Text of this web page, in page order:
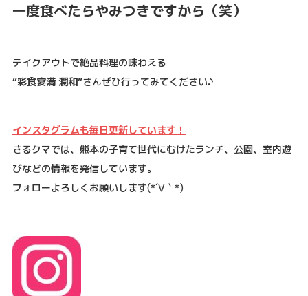
一度食べたらやみつきですから（笑）
テイクアウトで絶品料理の味わえる
“彩食宴満 潤和”さんぜひ行ってみてください♪
インスタグラムも毎日更新しています！
さるクマでは、熊本の子育て世代にむけたランチ、公園、室内遊
びなどの情報を発信しています。
フォローよろしくお願いします(*´∀｀ *)